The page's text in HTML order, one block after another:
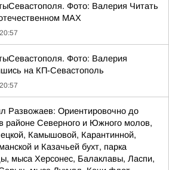
Фото: Валерия Читать
MAX
Фото: Валерия
на КП-Севастополь
Развожаев: Ориентировочно до
районе Северного и Южного молов,
Камышовой, Карантинной,
и Казачьей бухт, парка
мыса Херсонес, Балаклавы, Ласпи,